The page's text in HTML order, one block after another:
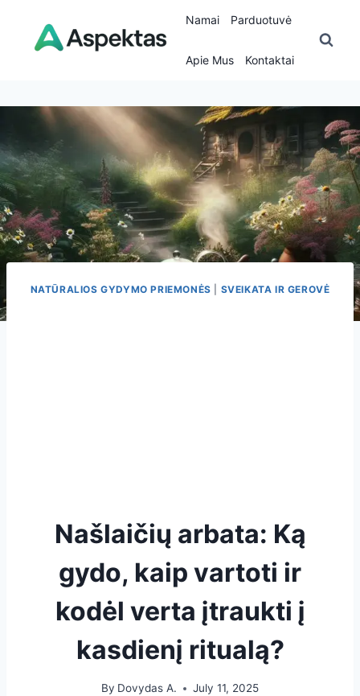
content
Namai Parduotuvė
Apie Mus Kontaktai
NATŪRALIOS GYDYMO PRIEMONĖS SVEIKATA IR GEROVĖ
Našlaičių arbata: Ką
gydo, kaip vartoti ir
kodėl verta įtraukti į
kasdienį ritualą?
By Dovydas A. July 11, 2025